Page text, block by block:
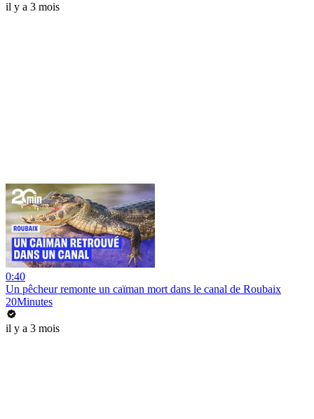
il y a 3 mois
0:40
Un pêcheur remonte un caïman mort dans le canal de Roubaix
20Minutes
il y a 3 mois